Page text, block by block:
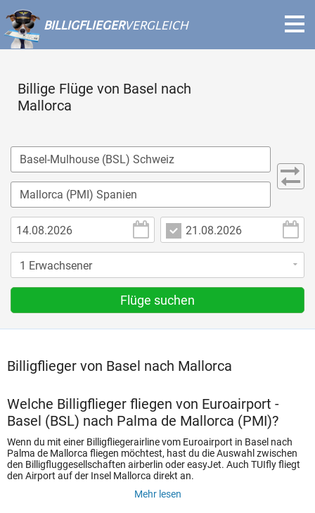
BILLIGFLIEGERVERGLEICH
Billige Flüge von Basel nach
Mallorca
Flüge suchen
Billigflieger von Basel nach Mallorca
Welche Billigflieger fliegen von Euroairport -
Basel (BSL) nach Palma de Mallorca (PMI)?
Wenn du mit einer Billigfliegerairline vom Euroairport in Basel nach
Palma de Mallorca fliegen möchtest, hast du die Auswahl zwischen
den Billigfluggesellschaften airberlin oder easyJet. Auch TUIfly fliegt
den Airport auf der Insel Mallorca direkt an.
Mehr lesen